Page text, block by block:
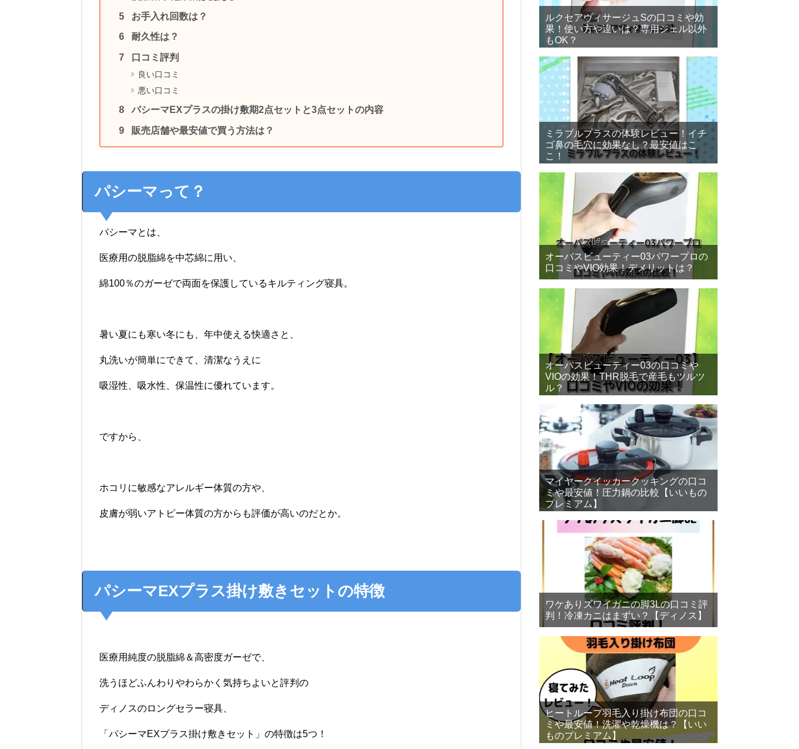
お手入れ回数は？
耐久性は？
口コミ評判
良い口コミ
悪い口コミ
パシーマEXプラスの掛け敷期2点セットと3点セットの内容
販売店舗や最安値で買う方法は？
パシーマって？
パシーマとは、
医療用の脱脂綿を中芯綿に用い、
綿100％のガーゼで両面を保護しているキルティング寝具。
暑い夏にも寒い冬にも、年中使える快適さと、
丸洗いが簡単にできて、清潔なうえに
吸湿性、吸水性、保温性に優れています。
ですから、
ホコリに敏感なアレルギー体質の方や、
皮膚が弱いアトピー体質の方からも評価が高いのだとか。
パシーマEXプラス掛け敷きセットの特徴
医療用純度の脱脂綿＆高密度ガーゼで、
洗うほどふんわりやわらかく気持ちよいと評判の
ディノスのロングセラー寝具、
「パシーマEXプラス掛け敷きセット」の特徴は5つ！
ルクセアヴィサージュSの口コミや効
果！使い方や違いは？専用ジェル以外
もOK？
ミラブルプラスの体験レビュー！イチ
ゴ鼻の毛穴に効果なし？最安値はこ
こ！
オーパスビューティー03パワープロの
口コミやVIO効果！デメリットは？
オーパスビューティー03の口コミや
VIOの効果！THR脱毛で産毛もツルツ
ル？
マイヤークイッカークッキングの口コ
ミや最安値！圧力鍋の比較【いいもの
プレミアム】
ワケありズワイガニの脚3Lの口コミ評
判！冷凍カニはまずい？【ディノス】
ヒートループ羽毛入り掛け布団の口コ
ミや最安値！洗濯や乾燥機は？【いい
ものプレミアム】